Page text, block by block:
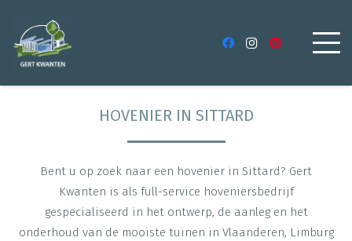
HOVENIER IN SITTARD
Bent u op zoek naar een hovenier in Sittard? Gert
Kwanten is als full-service hoveniersbedrijf
gespecialiseerd in het ontwerp, de aanleg en het
onderhoud van de mooiste tuinen in Vlaanderen, Limburg